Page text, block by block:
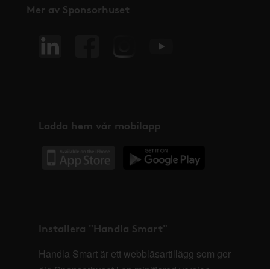
Mer av Sponsorhuset
Ladda hem vår mobilapp
Installera "Handla Smart"
Handla Smart är ett webbläsartillägg som ger